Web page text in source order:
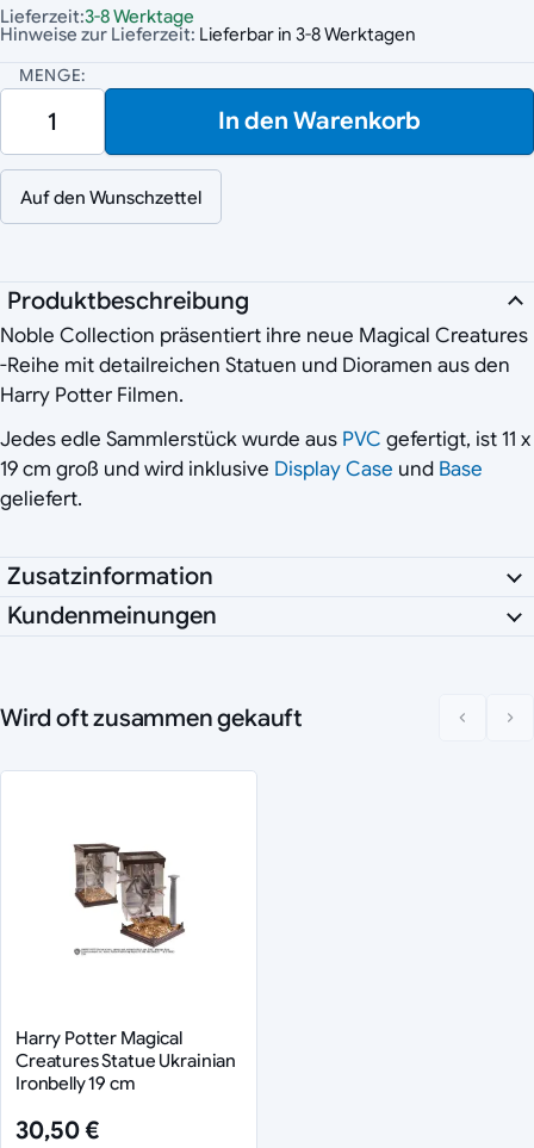
Lieferzeit:3-8 Werktage
Hinweise zur Lieferzeit: Lieferbar in 3-8 Werktagen
MENGE:
In den Warenkorb
Auf den Wunschzettel
Produktbeschreibung
Noble Collection präsentiert ihre neue Magical Creatures
-Reihe mit detailreichen Statuen und Dioramen aus den
Harry Potter Filmen.
Jedes edle Sammlerstück wurde aus PVC gefertigt, ist 11 x
19 cm groß und wird inklusive Display Case und Base
geliefert.
Zusatzinformation
Kundenmeinungen
Wird oft zusammen gekauft
Harry Potter Magical
Creatures Statue Ukrainian
Ironbelly 19 cm
30,50 €